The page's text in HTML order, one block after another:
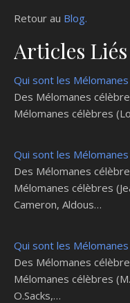
Retour au Blog.
Articles Liés
Qui sont les Mélomanes
Des Mélomanes
Mélomanes célèbres
Qui sont les
Des Mélomanes
Mélomanes célèbres
Cameron, Aldous…
Qui sont les
Des Mélomanes
Mélomanes célèbres
O.Sacks,…